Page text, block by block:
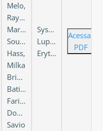
Melo,
Rayssa
Martins
Souza
Hass,
Milka
Bringel
Batista
Farias,
Domingos
Savio
Systemic
Lupus
Erythematosus
Acessar
PDF